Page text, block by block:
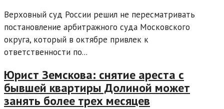
Верховный суд России решил не пересматривать
постановление арбитражного суда Московского
округа, который в октябре привлек к
ответственности по...
Юрист Земскова: снятие ареста с
бывшей квартиры Долиной может
занять более трех месяцев